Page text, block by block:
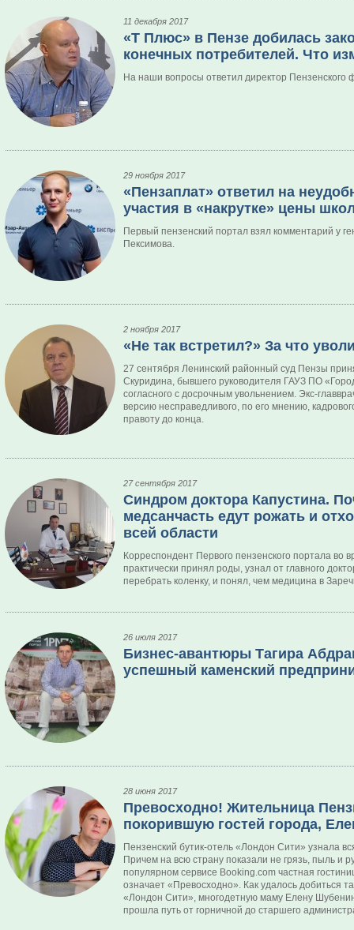
11 декабря 2017
«Т Плюс» в Пензе добилась
конечных потребителей. Что
На наши вопросы ответил директор
29 ноября 2017
«Пензаплат» ответил на
участия в «накрутке» цены
Первый пензенский портал взял комментарий у
Пексимова.
2 ноября 2017
«Не так встретил?» За что
27 сентября Ленинский районный суд Пензы
Скуридина, бывшего руководителя ГАУЗ ПО
согласного с досрочным увольнением. Экс-
версию несправедливого, по его мнению,
правоту до конца.
27 сентября 2017
Синдром доктора Капустина.
медсанчасть едут рожать и
всей области
Корреспондент Первого пензенского портала
практически принял роды, узнал от главного
перебрать коленку, и понял, чем медицина в
26 июля 2017
Бизнес-авантюры Тагира
успешный каменский
28 июня 2017
Превосходно! Жительница
покорившую гостей города,
Пензенский бутик-отель «Лондон Сити» узнала
Причем на всю страну показали не грязь, пыль и
популярном сервисе Booking.com частная
означает «Превосходно». Как удалось добиться
«Лондон Сити», многодетную маму Елену
прошла путь от горничной до старшего